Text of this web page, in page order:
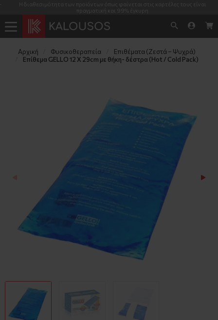
Η διαθεσιμότητα των προϊόντων όπως φαίνεται στις καρτέλες τους είναι
πραγματική και 99% έγκυρη
Αρχική Φυσικοθεραπεία
Επιθέματα (Ζεστά – Ψυχρά)
Επίθεμα GELLO 12 X 29cm με θήκη- δέστρα (Hot / Cold Pack)